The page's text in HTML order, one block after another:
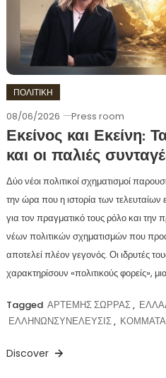
ΠΟΛΙΤΙΚΗ
08/06/2026 Press room
Εκείνος και Εκείνη:
και οι παλιές
Δύο νέοι πολιτικοί σχηματισμοί
την ώρα που η ιστορία των
για τον πραγματικό τους ρόλο και
νέων πολιτικών σχηματισμών που
αποτελεί πλέον γεγονός. Οι ιδρυτές
χαρακτηρίσουν «πολιτικούς φορείς»,
Tagged ΑΡΤΕΜΗΣ ΣΩΡΡΑΣ,
ΕΛΛΗΝΩΝΣΥΝΕΛΕΥΣΙΣ, ΚΟΜΜΑΤΑ
Discover